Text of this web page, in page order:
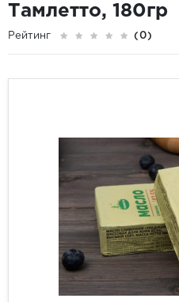
Тамлетто, 180гр
Рейтинг (0)